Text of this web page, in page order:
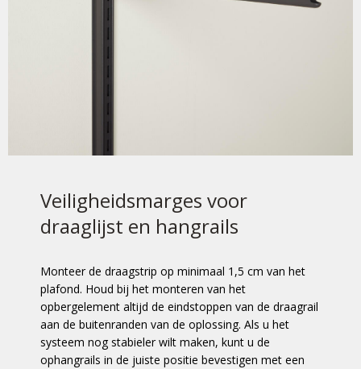
Veiligheidsmarges voor
draaglijst en hangrails
Monteer de draagstrip op minimaal 1,5 cm van het
plafond. Houd bij het monteren van het
opbergelement altijd de eindstoppen van de draagrail
aan de buitenranden van de oplossing. Als u het
systeem nog stabieler wilt maken, kunt u de
ophangrails in de juiste positie bevestigen met een